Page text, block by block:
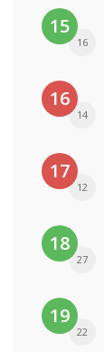
15
16
16
14
17
12
18
27
19
22